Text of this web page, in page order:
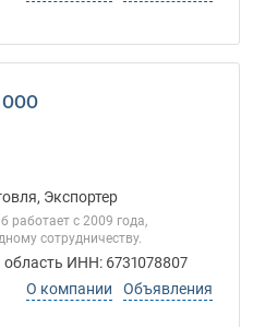
ООО
Экспортер
работает с 2009 года,
сотрудничеству.
ИНН: 6731078807
О компании
Объявления